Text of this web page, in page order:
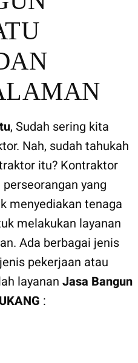
, Sudah sering kita
Nah, sudah tahukah
itu? Kontraktor
yang
menyediakan tenaga
melakukan layanan
Ada berbagai jenis
pekerjaan atau
layanan Jasa Bangun
: